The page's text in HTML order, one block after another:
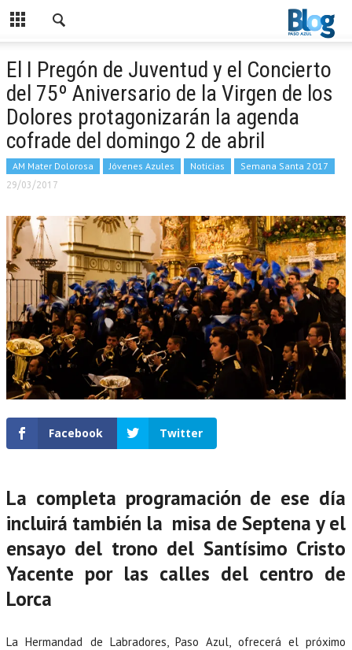
El I Pregón de Juventud y el Concierto
del 75º Aniversario de la Virgen de los
Dolores protagonizarán la agenda
cofrade del domingo 2 de abril
AM Mater Dolorosa Jóvenes Azules Noticias Semana Santa 2017
29/03/2017
Facebook Twitter
La completa programación de ese día
incluirá también la misa de Septena y el
ensayo del trono del Santísimo Cristo
Yacente por las calles del centro de
Lorca
La Hermandad de Labradores, Paso Azul, ofrecerá el próximo